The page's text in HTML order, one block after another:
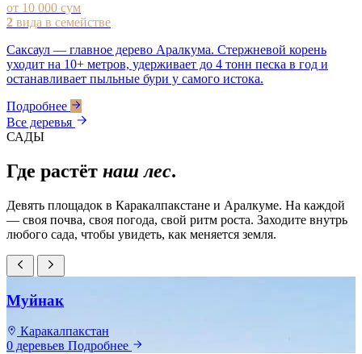
от 10 000 сум
2 вида в семействе
Саксаул — главное дерево Аралкума. Стержневой корень
уходит на 10+ метров, удерживает до 4 тонн песка в год и
останавливает пыльные бури у самого истока.
Подробнее
Все деревья
САДЫ
Где растёт наш лес.
Девять площадок в Каракалпакстане и Аралкуме. На каждой
— своя почва, своя погода, свой ритм роста. Заходите внутрь
любого сада, чтобы увидеть, как меняется земля.
Муйнак
Каракалпакстан
0 деревьев Подробнее